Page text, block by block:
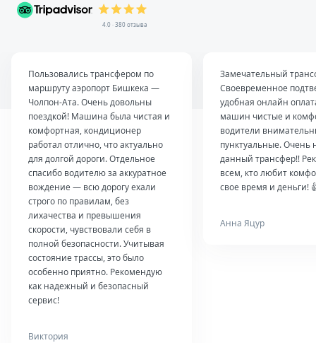
4.0 · 380 отзыва
Пользовались трансфером по
маршруту аэропорт Бишкека —
Чолпон-Ата. Очень довольны
поездкой! Машина была чистая и
комфортная, кондиционер
работал отлично, что актуально
для долгой дороги. Отдельное
спасибо водителю за аккуратное
вождение — всю дорогу ехали
строго по правилам, без
лихачества и превышения
скорости, чувствовали себя в
полной безопасности. Учитывая
состояние трассы, это было
особенно приятно. Рекомендую
как надежный и безопасный
сервис!
Виктория
Замечательный
Своевременное
удобная онлайн
машин чистые и
водители
пунктуальные. Очень
данный трансфер!!
всем, кто любит
свое время и деньги!
Анна Яцур